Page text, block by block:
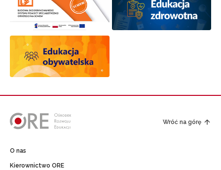
Wróć na górę
O nas
Kierownictwo ORE